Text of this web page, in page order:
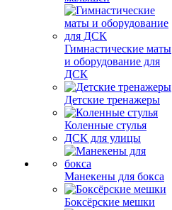
Гимнастические маты
и оборудование для
ДСК
Детские тренажеры
Коленные стулья
ДСК для улицы
Манекены для бокса
Боксёрские мешки